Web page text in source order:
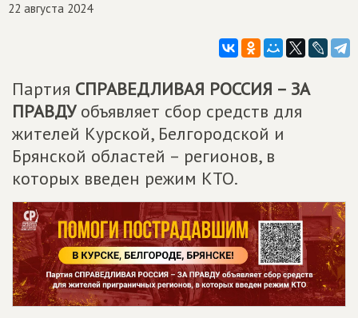
22 августа 2024
Партия СПРАВЕДЛИВАЯ РОССИЯ – ЗА
ПРАВДУобъявляет сбор средств для
жителей Курской, Белгородской и
Брянской областей – регионов, в
которых введен режим КТО.